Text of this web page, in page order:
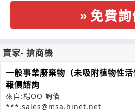
免費詢
賣家- 搶商機
一般事業廢棄物（未吸附植物性
報價諮詢
來自:楊OO 詢價
***.sales@msa.hinet.net